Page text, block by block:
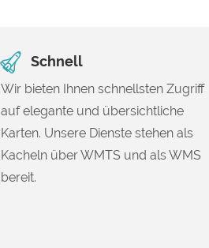
Schnell
Wir bieten Ihnen schnellsten Zugriff
auf elegante und übersichtliche
Karten. Unsere Dienste stehen als
Kacheln über WMTS und als WMS
bereit.